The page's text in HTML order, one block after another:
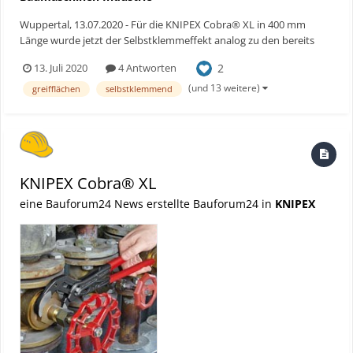
Wuppertal, 13.07.2020 - Für die KNIPEX Cobra® XL in 400 mm
Länge wurde jetzt der Selbstklemmeffekt analog zu den bereits
Greifen, Halten, Pressen und Biegen – in jeder Größe und für jede
Anwendung steht somit das perfekte Werkzeug zur Verf...
13. Juli 2020 4 Antworten 2
greifflächen selbstklemmend (und 13 weitere)
KNIPEX Cobra® XL
eine Bauforum24 News erstellte Bauforum24 in KNIPEX